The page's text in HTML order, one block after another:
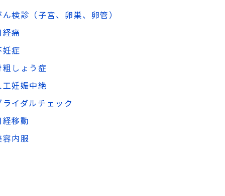
ん検診（子宮、卵巣、卵管）
経痛
妊症
粗しょう症
工妊娠中絶
ライダルチェック
経移動
容内服